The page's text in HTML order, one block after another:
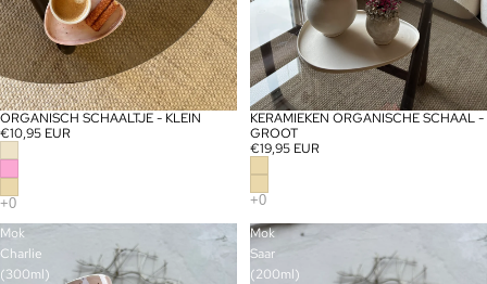
ORGANISCH SCHAALTJE - KLEIN
€10,95 EUR
KERAMIEKEN ORGANISCHE SCHAAL -
GROOT
€19,95 EUR
Mok
Charlie
(300ml)
Mok
Saar
(200ml)